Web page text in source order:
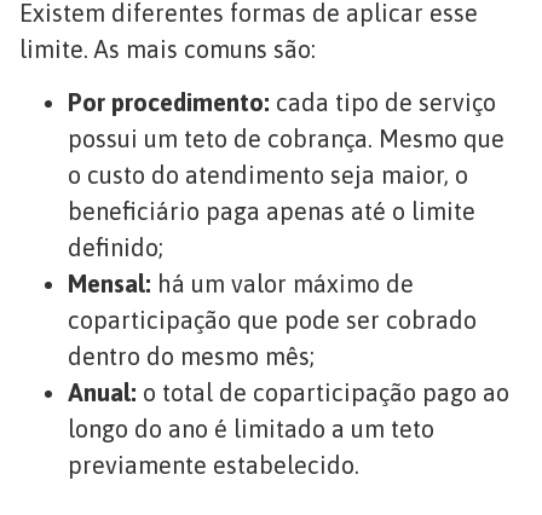
Existem diferentes formas de aplicar esse
limite. As mais comuns são:
Por procedimento: cada tipo de serviço
possui um teto de cobrança. Mesmo que
o custo do atendimento seja maior, o
beneficiário paga apenas até o limite
definido;
Mensal: há um valor máximo de
coparticipação que pode ser cobrado
dentro do mesmo mês;
Anual: o total de coparticipação pago ao
longo do ano é limitado a um teto
previamente estabelecido.